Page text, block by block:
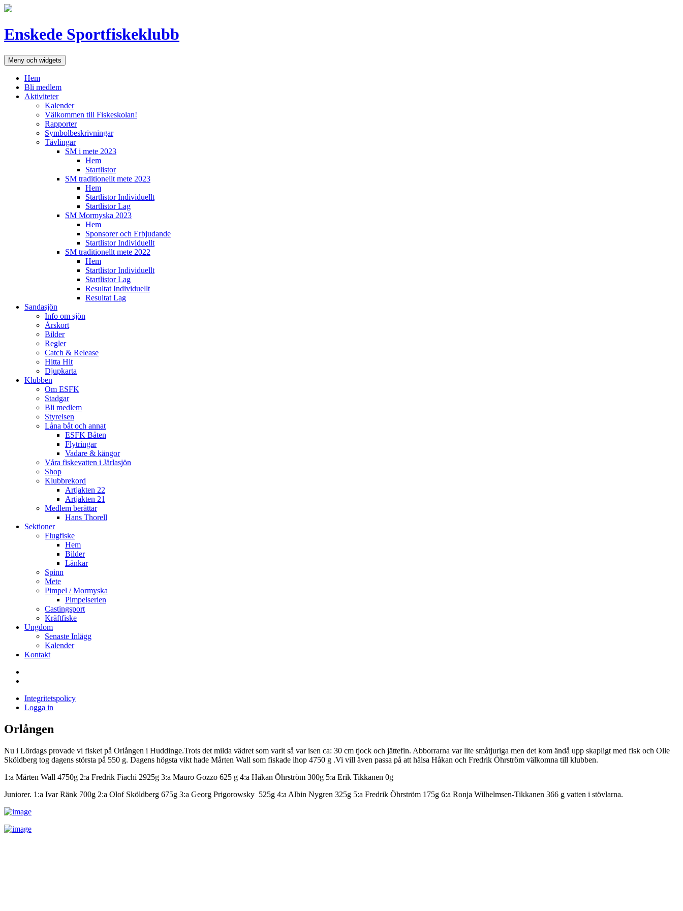
Hoppa
Enskede Sportfiskeklubb
Meny och widgets
Hem
Bli medlem
Aktiviteter
Kalender
Välkommen till Fiskeskolan!
Rapporter
Symbolbeskrivningar
Tävlingar
SM i mete 2023
Hem
Startlistor
SM traditionellt mete 2023
Hem
Startlistor Individuellt
Startlistor Lag
SM Mormyska 2023
Hem
Sponsorer och Erbjudande
Startlistor Individuellt
SM traditionellt mete 2022
Hem
Startlistor Individuellt
Startlistor Lag
Resultat Individuellt
Resultat Lag
Sandasjön
Info om sjön
Årskort
Bilder
Regler
Catch & Release
Hitta Hit
Djupkarta
Klubben
Om ESFK
Stadgar
Bli medlem
Styrelsen
Låna båt och annat
ESFK Båten
Flytringar
Vadare & kängor
Våra fiskevatten i Järlasjön
Shop
Klubbrekord
Artjakten 22
Artjakten 21
Medlem berättar
Hans Thorell
Sektioner
Flugfiske
Hem
Bilder
Länkar
Spinn
Mete
Pimpel / Mormyska
Pimpelserien
Castingsport
Kräftfiske
Ungdom
Senaste Inlägg
Kalender
Kontakt
Sandasjön
Integritetspolicy
Logga in
Orlången
Nu i Lördags provade vi fisket på Orlången i Huddinge.Trots det milda vädret som varit så var isen ca: 30 cm tjock och jättefin. Abborrarna var lite småtjuriga men det kom ändå upp skapligt med fisk och Olle
Sköldberg tog dagens största på 550 g. Dagens högsta vikt hade Mårten Wall som fiskade ihop 4750 g .Vi vill även passa på att hälsa Håkan och Fredrik Öhrström välkomna till klubben.
1:a Mårten Wall 4750g 2:a Fredrik Fiachi 2925g 3:a Mauro Gozzo 625 g 4:a Håkan Öhrström 300g 5:a Erik Tikkanen 0g
Juniorer. 1:a Ivar Ränk 700g 2:a Olof Sköldberg 675g 3:a Georg Prigorowsky 525g 4:a Albin Nygren 325g 5:a Fredrik Öhrström 175g 6:a Ronja Wilhelmsen-Tikkanen 366 g vatten i stövlarna.